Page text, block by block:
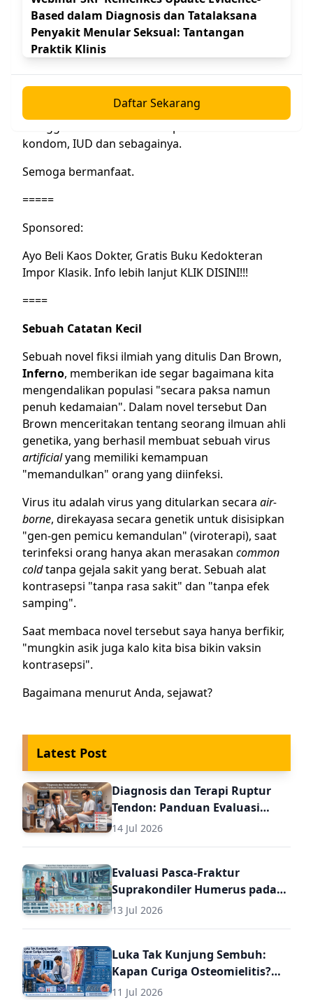
masyarakat awam terhadap program KB.
Bagaimana kita menyikapi secara ilmiah?
yang harus dipegang adalahpil KBmeningkatkan
resikostrokepada wanita-wanita tertentu:
perokok, riwayat migrain dan hipertensi
wanita beresiko tinggi, sebaiknya disarankan
kondom, IUD dan sebagainya.
Semoga bermanfaat.
=====
Sponsored:
Ayo Beli Kaos Dokter, Gratis Buku Kedokteran
Impor Klasik. Info lebih lanjut KLIK DISINI!!!
====
Sebuah Catatan Kecil
Sebuah novel fiksi ilmiah yang ditulis Dan Brown,
Inferno, memberikan ide segar bagaimana kita
mengendalikan populasi "secara paksa namun
penuh kedamaian". Dalam novel tersebut Dan
Brown menceritakan tentang seorang ilmuan ahli
genetika, yang berhasil membuat sebuah virus
artificialyang memiliki kemampuan
"memandulkan" orang yang diinfeksi.
Virus itu adalah virus yang ditularkan secara air-
borne, direkayasa secara genetik untuk disisipkan
"gen-gen pemicu kemandulan" (viroterapi), saat
terinfeksi orang hanya akan merasakan common
coldtanpa gejala sakit yang berat. Sebuah alat
kontrasepsi "tanpa rasa sakit" dan "tanpa efek
samping".
Saat membaca novel tersebut saya hanya berfikir,
"mungkin asik juga kalo kita bisa bikin vaksin
kontrasepsi".
Bagaimana menurut Anda, sejawat?
Latest Post
Diagnosis dan Terapi Ruptur
Tendon: Panduan Evaluasi
Pasca Perbaikan untuk Dokter
14 Jul 2026
Evaluasi Pasca-Fraktur
Suprakondiler Humerus pada
Anak: Panduan Komprehensif
13 Jul 2026
Luka Tak Kunjung Sembuh:
Kapan Curiga Osteomielitis?
Panduan Komprehensif
11 Jul 2026
Based dalam Diagnosis dan Tatalaksana
Penyakit Menular Seksual: Tantangan
Praktik Klinis
Daftar Sekarang